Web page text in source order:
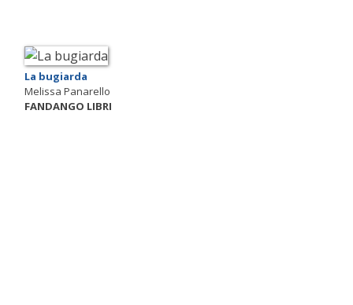
La bugiarda
Melissa Panarello
FANDANGO LIBRI